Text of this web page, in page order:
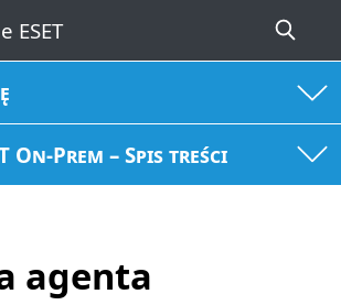
On-Prem – Spis treści
agenta